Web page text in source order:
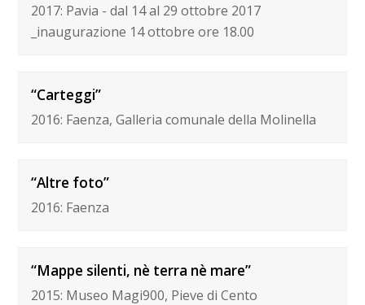
2017: Pavia - dal 14 al 29 ottobre 2017
_inaugurazione 14 ottobre ore 18.00
“Carteggi”
2016: Faenza, Galleria comunale della Molinella
“Altre foto”
2016: Faenza
“Mappe silenti, nè terra nè mare”
2015: Museo Magi900, Pieve di Cento